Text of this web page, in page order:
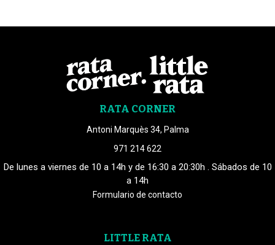
RATA CORNER
Antoni Marquès 34, Palma
971 214 622
De lunes a viernes de 10 a 14h y de 16:30 a 20:30h . Sábados de 10
a 14h
Formulario de contacto
LITTLE RATA